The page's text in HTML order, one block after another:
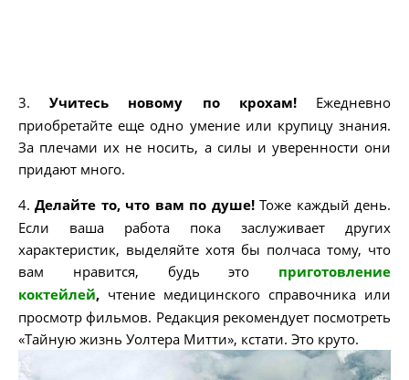
3.Учитесь новому по крохам!Ежедневно
приобретайте еще одно умение или крупицу знания.
За плечами их не носить, а силы и уверенности они
придают много.
4.Делайте то, что вам по душе!Тоже каждый день.
Если ваша работа пока заслуживает других
характеристик, выделяйте хотя бы полчаса тому, что
вам нравится, будь это приготовление
коктейлей, чтение медицинского справочника или
просмотр фильмов. Редакция рекомендует посмотреть
«Тайную жизнь Уолтера Митти», кстати. Это круто.